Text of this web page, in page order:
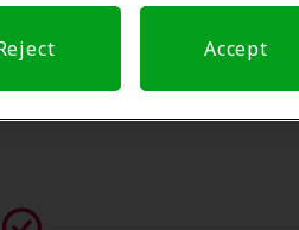
Accept
ningún proveedor en esta